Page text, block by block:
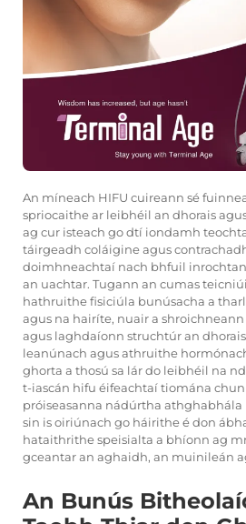
An míneach HIFU cuireann sé
spriocaithe ar leibhéil an dhorais
ag cur isteach go dtí iondamh
táirgeadh coláigine agus
doimhneachtaí nach bhfuil
an uachtar. Tugann an cumas
hathruithe fisiciúla bunúsacha a
agus na hairíte, nuair a
agus laghdaíonn struchtúr an
leanúnach agus athruithe
ghorta a thosú sa lár do leibhéil na
t-iascán hifu éifeachtaí tiomána
próiseasanna nádúrtha athghabhála
sin is oiriúnach go háirithe é don
hataithrithe speisialta a bhíonn ag
gceantar an aghaidh, an muinileán
An Bunús